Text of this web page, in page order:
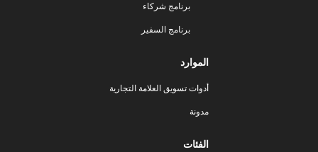
برنامج شركاء
برنامج السفير
الموارد
أدوات تسويق العلامة التجارية
مدونة
الفئات